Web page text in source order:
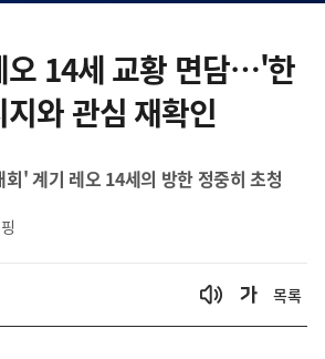
오 14세 교황 면담…'한
와 관심 재확인
' 계기 레오 14세의 방한 정중히 초청
목록